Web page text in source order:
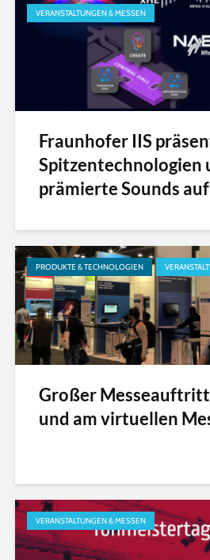
VERANSTALTUNGEN & MESSEN
Fraunhofer IIS
Spitzentechnologien
prämierte Sounds
PRODUKTE & TECHNOLOGIEN
Großer Messeauftritt
und am virtuellen
VERANSTALTUNGEN & MESSEN